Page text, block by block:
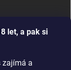
let, a pak si
zajímá a